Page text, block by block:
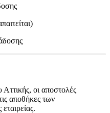
Αττικής, οι αποστολές
αποθήκες των